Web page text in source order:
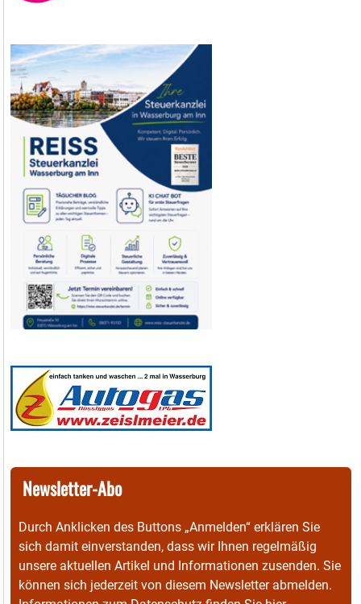
Newsletter-Abo
Durch Anklicken des Buttons „Anmelden“ erklären Sie
sich damit einverstanden, dass wir Ihnen regelmäßig
unsere aktuellen Artikel und Informationen zusenden. Sie
können sich jederzeit von diesem Newsletter abmelden.